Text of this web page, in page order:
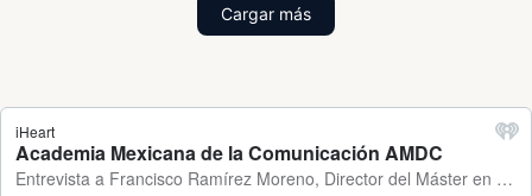
Cargar más